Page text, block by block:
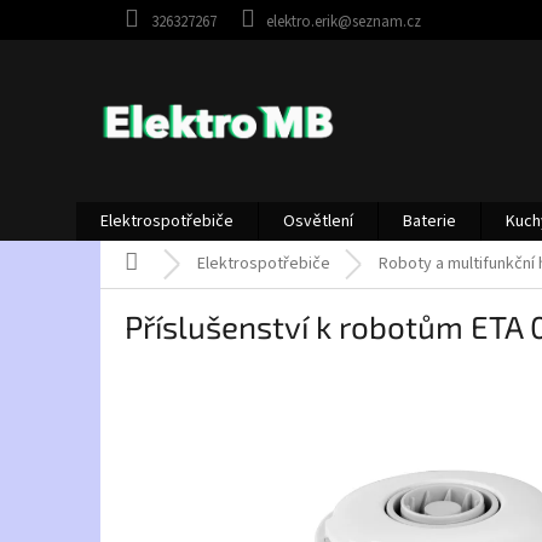
326327267 elektro.erik@seznam.cz
Elektrospotřebiče Osvětlení Baterie
Domů
Elektrospotřebiče Roboty a multifunkční
Příslušenství k robotům ETA